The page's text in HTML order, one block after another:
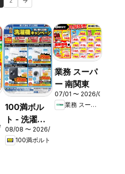
31
100満ボル
ト - 洗濯機
キャンペー
ン
08/08 〜 2026/08/16
100満ボルト
業務 スーパ
ー 南関東
07/01 〜 2026/08/31
業務 スーパー